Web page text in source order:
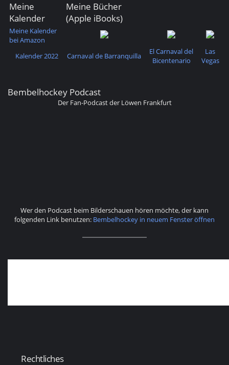
Meine
Kalender
Meine Bücher
(Apple iBooks)
Meine Kalender
bei Amazon
Kalender 2022
Carnaval de Barranquilla
El Carnaval del
Bicentenario
Las
Vegas
Bembelhockey Podcast
Der Fan-Podcast der Löwen Frankfurt
Wer den Podcast beim Bilderschauen hören möchte, der kann
folgenden Link benutzen: Bembelhockey in neuem Fenster öffnen
Rechtliches